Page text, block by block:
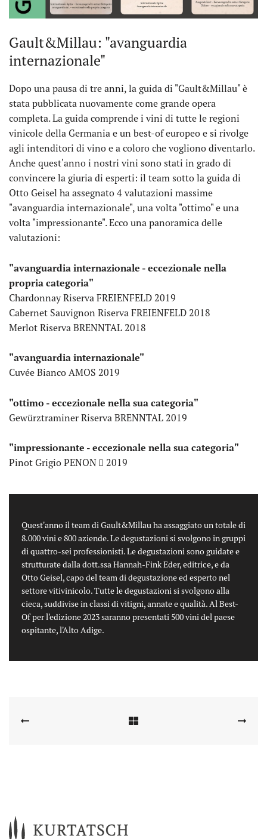
Gault&Millau: "avanguardia
internazionale"
Dopo una pausa di tre anni, la guida di "Gault&Millau" è
stata pubblicata nuovamente come grande opera
completa. La guida comprende i vini di tutte le regioni
vinicole della Germania e un best-of europeo e si rivolge
agli intenditori di vino e a coloro che vogliono diventarlo.
Anche quest'anno i nostri vini sono stati in grado di
convincere la giuria di esperti: il team sotto la guida di
Otto Geisel ha assegnato 4 valutazioni massime
"avanguardia internazionale", una volta "ottimo" e una
volta "impressionante". Ecco una panoramica delle
valutazioni:
"avanguardia internazionale - eccezionale nella
propria categoria"
Chardonnay Riserva FREIENFELD 2019
Cabernet Sauvignon Riserva FREIENFELD 2018
Merlot Riserva BRENNTAL 2018
"avanguardia internazionale"
Cuvée Bianco AMOS 2019
"ottimo - eccezionale nella sua categoria"
Gewürztraminer Riserva BRENNTAL 2019
"impressionante - eccezionale nella sua categoria"
Pinot Grigio PENON
2019
Quest'anno il team di Gault&Millau ha assaggiato un totale di
8.000 vini e 800 aziende. Le degustazioni si svolgono in gruppi
di quattro-sei professionisti. Le degustazioni sono guidate e
strutturate dalla dott.ssa Hannah-Fink Eder, editrice, e da
Otto Geisel, capo del team di degustazione ed esperto nel
settore vitivinicolo. Tutte le degustazioni si svolgono alla
cieca, suddivise in classi di vitigni, annate e qualità. Al Best-
Of per l'edizione 2023 saranno presentati 500 vini del paese
ospitante, l'Alto Adige.